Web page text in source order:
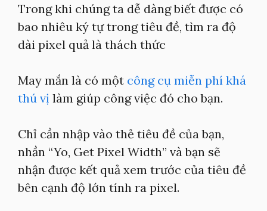
Trong khi chúng ta dễ dàng biết được có
bao nhiêu ký tự trong tiêu đề, tìm ra độ
dài pixel quả là thách thức
May mắn là có một công cụ miễn phí khá
thú vị làm giúp công việc đó cho bạn.
Chỉ cần nhập vào thẻ tiêu đề của bạn,
nhần “Yo, Get Pixel Width” và bạn sẽ
nhận được kết quả xem trước của tiêu đề
bên cạnh độ lớn tính ra pixel.